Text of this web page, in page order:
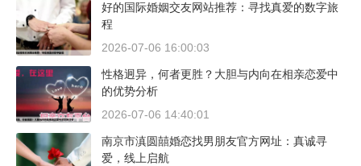
好的国际婚姻交友网站推荐：寻找真爱的数字旅
程
2026-07-06 16:00:03
性格迥异，何者更胜？大胆与内向在相亲恋爱中
的优势分析
2026-07-06 14:40:01
南京市滇圆囍婚恋找男朋友官方网址：真诚寻
爱，线上启航